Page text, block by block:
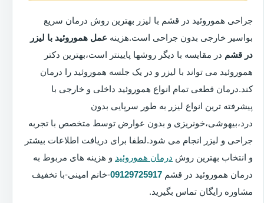
جراحی هموروئید در قشم با لیزر بهترین روش درمان سریع
بواسیر خارجی بدون جراحی است.هزینه عمل هموروئید با لیزر
در قشم در مقایسه با دیگر روشها پایینتر است،بهترین دکتر
هموروئید می تواند با لیزر و در یک جلسه هموروئید را درمان
کند.درمان قطعی تمام انواع هموروئید داخلی و خارجی با
پیشرفته ترین انواع لیزر به طور سرپایی بدون
درد،بیهوشی،خونریزی و بدون عوارض توسط متخصص با تجربه
جراحی و لیزر انجام می شود.لطفا برای دریافت اطلاعات بیشتر
و انتخاب بهترین روش درمان هموروئید و هزینه های مربوط به
درمان هموروئید در قشم 09129725917-خانم امینی-با تخفیف
مشاوره رایگان تماس بگیرید.